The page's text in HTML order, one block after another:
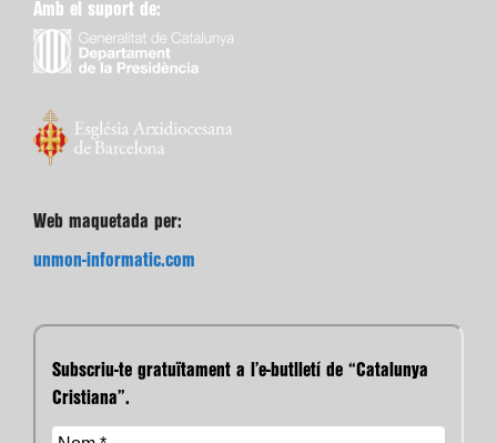
Amb el suport de:
Web maquetada per:
unmon-informatic.com
Subscriu-te gratuïtament a l’e-butlletí de “Catalunya
Cristiana”.